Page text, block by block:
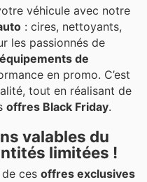
véhicule avec notre
: cires, nettoyants,
les passionnés de
de
en promo. C’est
tout en réalisant de
offres Black Friday.
valables du
limitées !
ces offres exclusives